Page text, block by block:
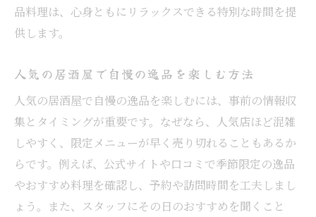
品料理は、心身ともにリラックスできる特別な時間を提
供します。
人気の居酒屋で自慢の逸品を楽しむ方法
人気の居酒屋で自慢の逸品を楽しむには、事前の情報収
集とタイミングが重要です。なぜなら、人気店ほど混雑
しやすく、限定メニューが早く売り切れることもあるか
らです。例えば、公式サイトや口コミで季節限定の逸品
やおすすめ料理を確認し、予約や訪問時間を工夫しまし
ょう。また、スタッフにその日のおすすめを聞くこと